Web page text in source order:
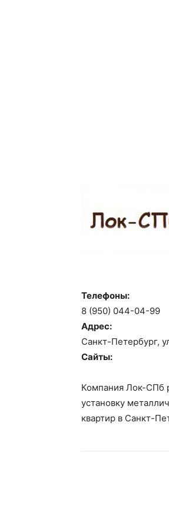
Телефоны:
8 (950) 044-04-99
Адрес:
Санкт-Петербург,
Сайты:
Компания Лок-СПб
установку
квартир в Санкт-